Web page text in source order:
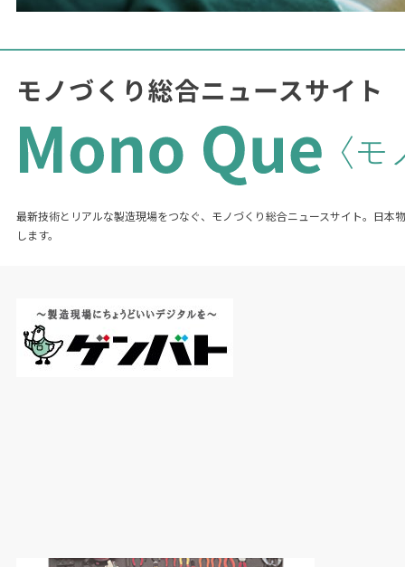
最新技術とリアルな製造現場をつなぐ、モノづくり総合ニュースサイト。日本
します。